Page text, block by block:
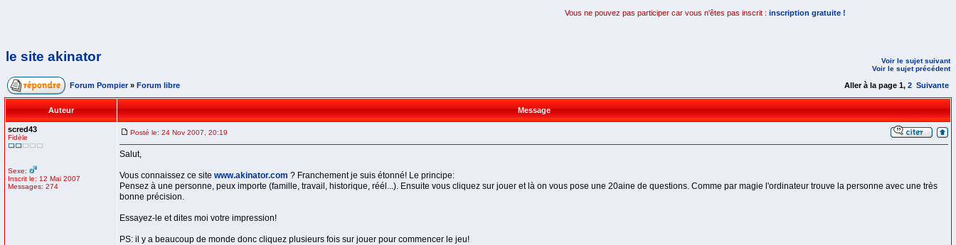
Vous ne pouvez pas participer car vous n'êtes pas inscrit : inscription gratuite !
le site akinator
Voir le sujet suivant
Voir le sujet précédent
Forum Pompier » Forum libre Aller à la page 1, 2 Suivante
Auteur Message
scred43
Fidèle
Sexe:
Inscrit le: 12 Mai 2007
Messages: 274
Posté le: 24 Nov 2007, 20:19
Salut,
Vous connaissez ce site www.akinator.com ? Franchement je suis étonné! Le principe:
Pensez à une personne, peux importe (famille, travail, historique, réél...). Ensuite vous cliquez sur jouer et là on vous pose une 20aine de questions. Comme par magie l'ordinateur trouve la personne avec une très
bonne précision.
Essayez-le et dites moi votre impression!
PS: il y a beaucoup de monde donc cliquez plusieurs fois sur jouer pour commencer le jeu!